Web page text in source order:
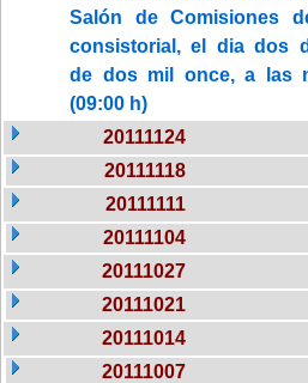
Salón de Comisiones
consistorial, el dia dos
de dos mil once, a las
(09:00 h)
20111124
20111118
20111111
20111104
20111027
20111021
20111014
20111007